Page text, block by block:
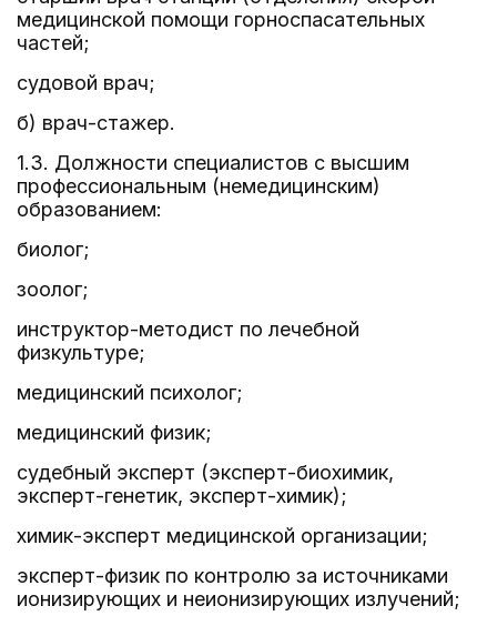
медицинской помощи горноспасательных
частей;
судовой врач;
б) врач-стажер.
1.3. Должности специалистов с высшим
профессиональным (немедицинским)
образованием:
биолог;
зоолог;
инструктор-методист по лечебной
физкультуре;
медицинский психолог;
медицинский физик;
судебный эксперт (эксперт-биохимик,
эксперт-генетик, эксперт-химик);
химик-эксперт медицинской организации;
эксперт-физик по контролю за источниками
ионизирующих и неионизирующих излучений;